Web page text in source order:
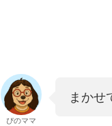
ぴのママ
まかせ